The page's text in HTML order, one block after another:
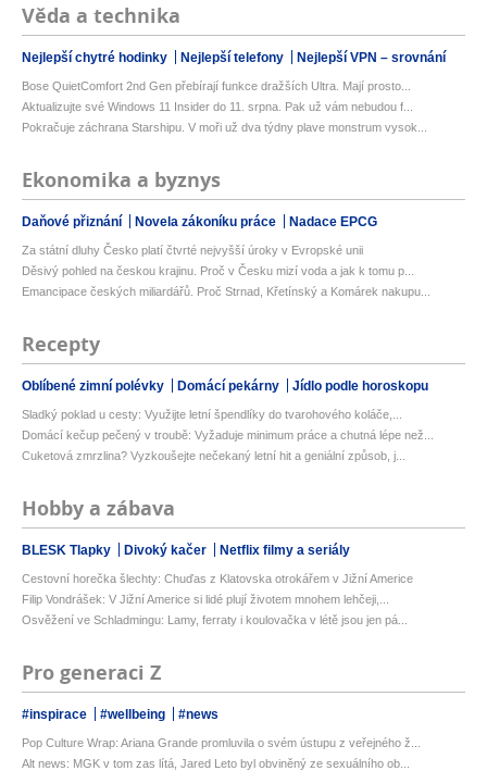
Věda a technika
Nejlepší chytré hodinky Nejlepší telefony Nejlepší VPN – srovnání
Bose QuietComfort 2nd Gen přebírají funkce dražších Ultra. Mají prosto...
Aktualizujte své Windows 11 Insider do 11. srpna. Pak už vám nebudou f...
Pokračuje záchrana Starshipu. V moři už dva týdny plave monstrum vysok...
Ekonomika a byznys
Daňové přiznání Novela zákoníku práce Nadace EPCG
Za státní dluhy Česko platí čtvrté nejvyšší úroky v Evropské unii
Děsivý pohled na českou krajinu. Proč v Česku mizí voda a jak k tomu p...
Emancipace českých miliardářů. Proč Strnad, Křetínský a Komárek nakupu...
Recepty
Oblíbené zimní polévky Domácí pekárny Jídlo podle horoskopu
Sladký poklad u cesty: Využijte letní špendlíky do tvarohového koláče,...
Domácí kečup pečený v troubě: Vyžaduje minimum práce a chutná lépe než...
Cuketová zmrzlina? Vyzkoušejte nečekaný letní hit a geniální způsob, j...
Hobby a zábava
BLESK Tlapky Divoký kačer Netflix filmy a seriály
Cestovní horečka šlechty: Chuďas z Klatovska otrokářem v Jižní Americe
Filip Vondrášek: V Jižní Americe si lidé plují životem mnohem lehčeji,...
Osvěžení ve Schladmingu: Lamy, ferraty i koulovačka v létě jsou jen pá...
Pro generaci Z
#inspirace #wellbeing #news
Pop Culture Wrap: Ariana Grande promluvila o svém ústupu z veřejného ž...
Alt news: MGK v tom zas lítá, Jared Leto byl obviněný ze sexuálního ob...